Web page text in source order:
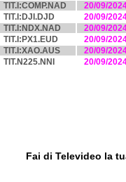
TIT.I:COMP.NAD
20/09/
TIT.I:DJI.DJD
20/09/
TIT.I:NDX.NAD
20/09/
TIT.I:PX1.EUD
20/09/
TIT.I:XAO.AUS
20/09/
TIT.N225.NNI 20/09/
Fai di Televideo la